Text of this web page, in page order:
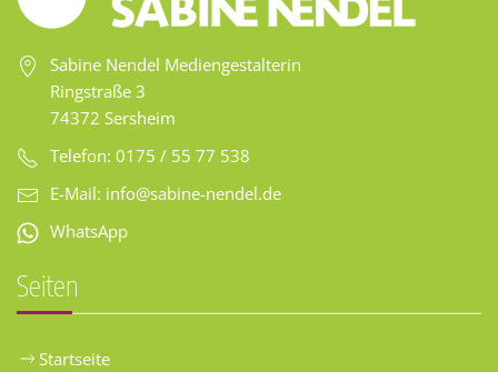
Sabine Nendel Mediengestalterin
Ringstraße 3
74372 Sersheim
Telefon: 0175 / 55 77 538
E-Mail: info@sabine-nendel.de
WhatsApp
Seiten
Startseite